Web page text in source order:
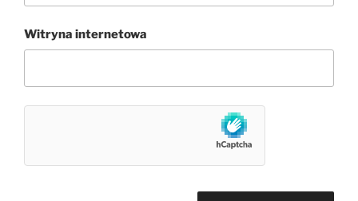
Witryna internetowa